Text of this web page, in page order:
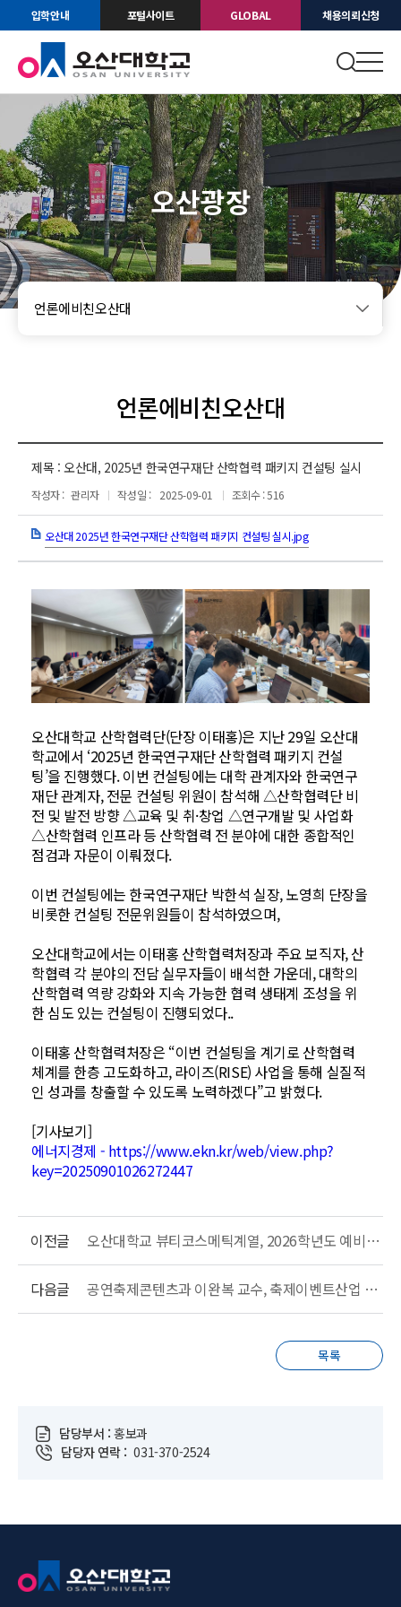
입학안내 포털사이트 GLOBAL 채용의뢰신청
오산광장
언론에비친오산대
언론에비친오산대
제목 : 오산대, 2025년 한국연구재단 산학협력 패키지 컨설팅 실시
작성자 : 관리자 작성일 : 2025-09-01 조회수 : 516
오산대 2025년 한국연구재단 산학협력 패키지 컨설팅 실시.jpg
오산대학교 산학협력단(단장 이태홍)은 지난 29일 오산대
학교에서 ‘2025년 한국연구재단 산학협력 패키지 컨설
팅’을 진행했다. 이번 컨설팅에는 대학 관계자와 한국연구
재단 관계자, 전문 컨설팅 위원이 참석해 △산학협력단 비
전 및 발전 방향 △교육 및 취·창업 △연구개발 및 사업화
△산학협력 인프라 등 산학협력 전 분야에 대한 종합적인
점검과 자문이 이뤄졌다.
이번 컨설팅에는 한국연구재단 박한석 실장, 노영희 단장을
비롯한 컨설팅 전문위원들이 참석하였으며,
오산대학교에서는 이태홍 산학협력처장과 주요 보직자, 산
학협력 각 분야의 전담 실무자들이 배석한 가운데, 대학의
산학협력 역량 강화와 지속 가능한 협력 생태계 조성을 위
한 심도 있는 컨설팅이 진행되었다..
이태홍 산학협력처장은 “이번 컨설팅을 계기로 산학협력
체계를 한층 고도화하고, 라이즈(RISE) 사업을 통해 실질적
인 성과를 창출할 수 있도록 노력하겠다”고 밝혔다.
[기사보기]
에너지경제 - ​https://www.ekn.kr/web/view.php?
key=20250901026272447
이전글 오산대학교 뷰티코스메틱계열, 2026학년도 예비 신입생 대상 학과체험 성황리 개최
다음글 공연축제콘텐츠과 이완복 교수, 축제이벤트산업 발전법 제정을 위한 국회토론회 주제발표
목록
담당부서 : 홍보과
담당자 연락 : 031-370-2524